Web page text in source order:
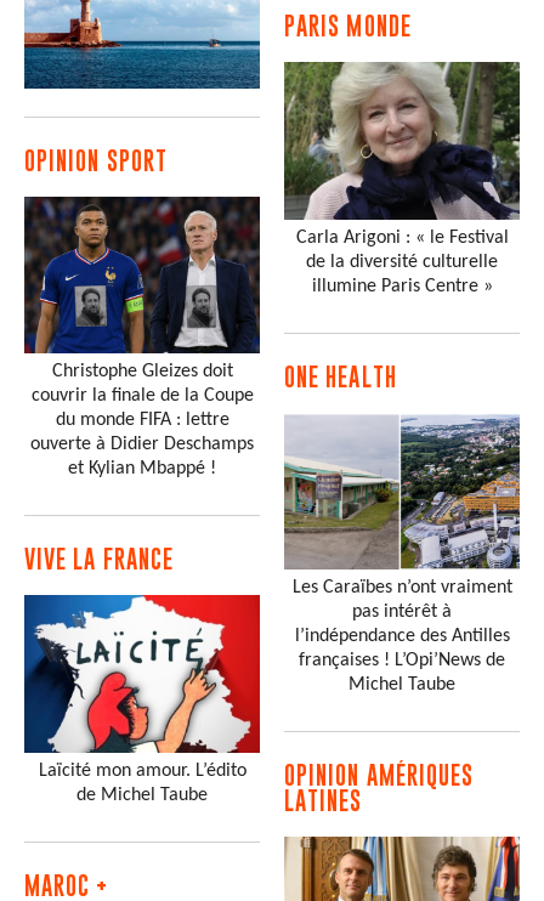
OPINION SPORT
Christophe Gleizes doit
couvrir la finale de la Coupe
du monde FIFA : lettre
ouverte à Didier Deschamps
et Kylian Mbappé !
VIVE LA FRANCE
Laïcité mon amour. L’édito
de Michel Taube
MAROC +
PARIS MONDE
Carla Arigoni : « le Festival
de la diversité culturelle
illumine Paris Centre »
ONE HEALTH
Les Caraïbes n’ont vraiment
pas intérêt à
l’indépendance des Antilles
françaises ! L’Opi’News de
Michel Taube
OPINION AMÉRIQUES
LATINES